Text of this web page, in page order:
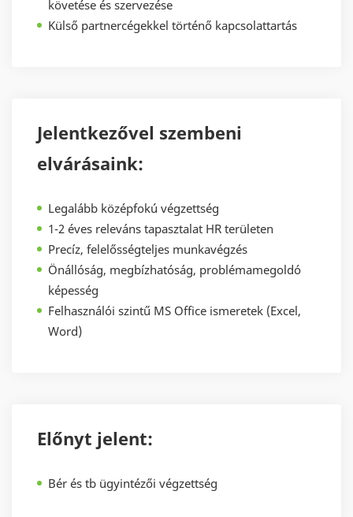
követése és szervezése
Külső partnercégekkel történő kapcsolattartás
Jelentkezővel szembeni
elvárásaink:
Legalább középfokú végzettség
1-2 éves releváns tapasztalat HR területen
Precíz, felelősségteljes munkavégzés
Önállóság, megbízhatóság, problémamegoldó
képesség
Felhasználói szintű MS Office ismeretek (Excel,
Word)
Előnyt jelent:
Bér és tb ügyintézői végzettség